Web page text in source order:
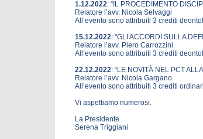
1.12.2022: “IL PROCEDIMENTO
Relatore l’avv. Nicola Selvaggi
All’evento sono attribuiti 3 crediti
15.12.2022: "GLI ACCORDI SULLA
Relatore l’avv. Piero Carrozzini
All’evento sono attribuiti 3 crediti
22.12.2022: “LE NOVITÀ NEL PCT
Relatore l’avv. Nicola Gargano
All’evento sono attribuiti 3 crediti ordinari
Vi aspettiamo numerosi.
La Presidente
Serena Triggiani